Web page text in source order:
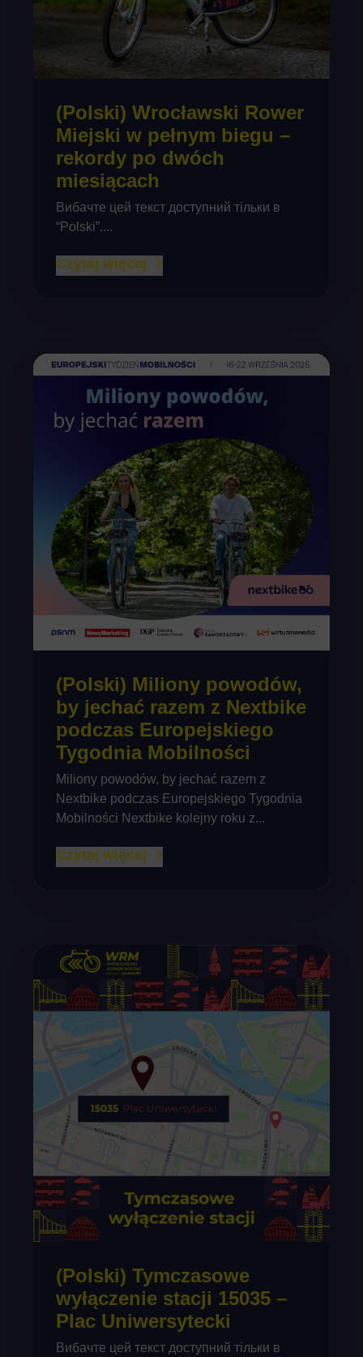
(Polski) Wrocławski Rower
Miejski w pełnym biegu –
rekordy po dwóch
miesiącach
Вибачте цей текст доступний тільки в
“Polski”....
Czytaj więcej
(Polski) Miliony powodów,
by jechać razem z Nextbike
podczas Europejskiego
Tygodnia Mobilności
Miliony powodów, by jechać razem z
Nextbike podczas Europejskiego Tygodnia
Mobilności Nextbike kolejny roku z...
Czytaj więcej
(Polski) Tymczasowe
wyłączenie stacji 15035 –
Plac Uniwersytecki
Вибачте цей текст доступний тільки в